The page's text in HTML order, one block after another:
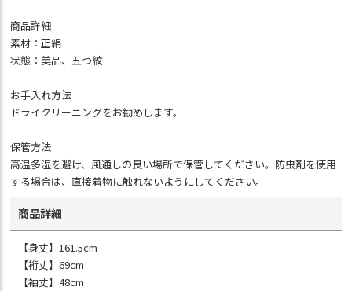
商品詳細
素材：正絹
状態：美品、五つ紋
お手入れ方法
ドライクリーニングをお勧めします。
保管方法
高温多湿を避け、風通しの良い場所で保管してください。防虫剤を使用
する場合は、直接着物に触れないようにしてください。
商品詳細
【身丈】161.5cm
【裄丈】69cm
【袖丈】48cm